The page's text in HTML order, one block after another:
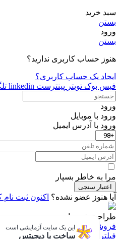
سبد خرید
بستن
ورود
بستن
هنوز حساب کاربری ندارید؟
ایجاد یک حساب کاربری؟
فیس بوک تویتر پینترست linkedin
ورود
ورود با موبایل
ورود با ‫آدرس ایمیل
مرا به خاطر بسپار
اعتبار سنجی
آیا هنوز عضو نشده؟ اکنون ثبت نام
این یک سایت آزمایشی است
ساخت با دیجیتس
طراحی شده با
فروشگاه
فیلتر ها